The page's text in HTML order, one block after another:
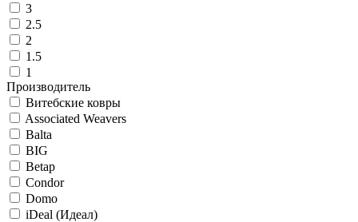
3
2.5
2
1.5
1
Производитель
Витебские ковры
Associated Weavers
Balta
BIG
Betap
Condor
Domo
iDeal (Идеал)